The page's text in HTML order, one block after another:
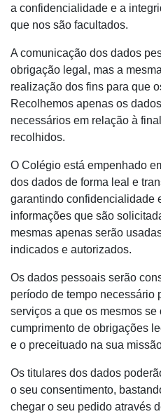
a confidencialidade e a
que nos são facultados.
A comunicação dos dados
obrigação legal, mas a
realização dos fins para que
Recolhemos apenas os
necessários em relação à
recolhidos.
​O Colégio está empenhado
dos dados de forma leal e
garantindo confidencialidade
informações que são
mesmas apenas serão
indicados e autorizados.
​Os dados pessoais serão
período de tempo necessário
serviços a que os mesmos se
cumprimento de obrigações
e o preceituado na sua
​Os titulares dos dados
o seu consentimento,
chegar o seu pedido através